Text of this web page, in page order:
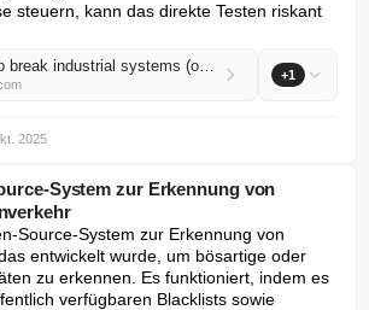
steuern, kann das direkte Testen riskant
A safer way to break industrial systems (on purpose) +1
2025
System zur Erkennung von
Source-System zur Erkennung von
entwickelt wurde, um bösartige oder
zu erkennen. Es funktioniert, indem es
verfügbaren Blacklists sowie